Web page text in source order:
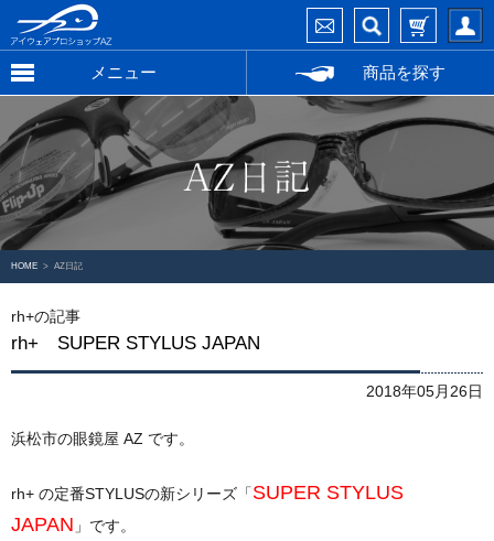
メニュー 商品を探す
HOME AZ日記
rh+の記事
rh+ SUPER STYLUS JAPAN
2018年05月26日
浜松市の眼鏡屋 AZ です。
rh+ の定番STYLUSの新シリーズ「SUPER STYLUS
JAPAN 」です。